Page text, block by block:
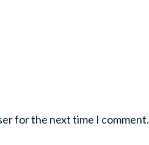
for the next time I comment.